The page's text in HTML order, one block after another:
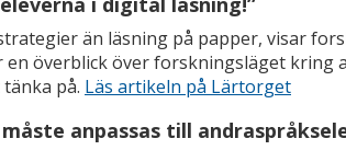
än läsning på papper, visar
överblick över forskningsläget kring
på. Läs artikeln på Lärtorget
anpassas till